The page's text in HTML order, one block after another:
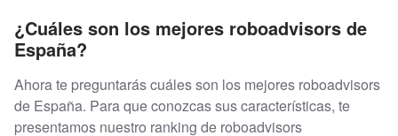
¿Cuáles son los mejores roboadvisors de
España?
Ahora te preguntarás cuáles son los mejores roboadvisors
de España. Para que conozcas sus características, te
presentamos nuestro ranking de roboadvisors